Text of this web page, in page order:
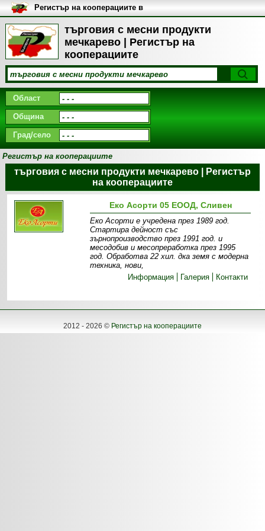
търговия с месни продукти
мечкарево | Регистър на
кооперациите
Регистър на кооперациите в
България
Област
Община
Град/село
Регистър на кооперациите
търговия с месни продукти мечкарево | Регистър
на кооперациите
Еко Асорти 05 ЕООД, Сливен
Еко Асорти е учредена през 1989 год.
Стартира дейност със
зърнопроизводство през 1991 год. и
месодобив и месопреработка през 1995
год. Обработва 22 хил. дка земя c модерна
техника, нови,
Информация
Галерия Контакти
2012 - 2026 © Регистър на кооперациите